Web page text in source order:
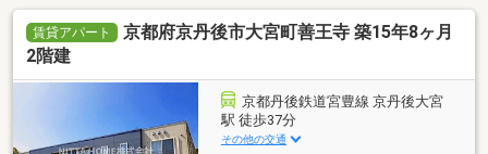
賃貸アパート
京都府京丹後市大宮町善王寺 築15年8ヶ月
2階建
京都丹後鉄道宮豊線 京丹後大宮
駅 徒歩37分
その他の交通